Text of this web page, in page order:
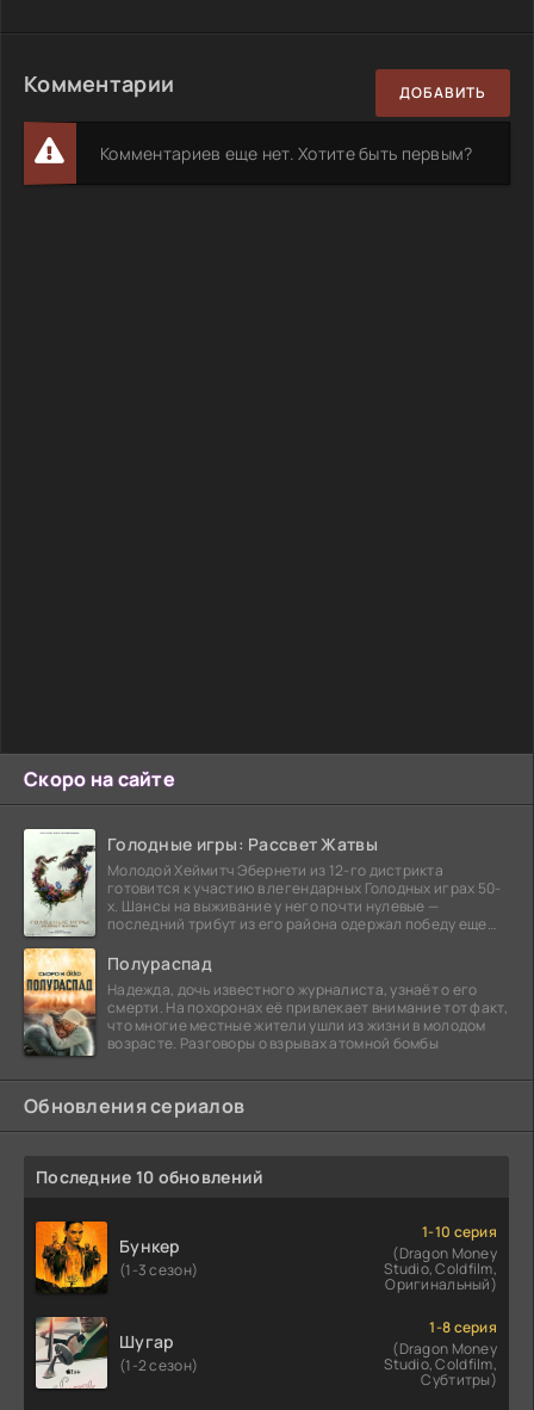
Скоро на сайте
Голодные игры: Рассвет Жатвы
Молодой Хеймитч Эбернети из 12-го дистрикта
готовится к участию в легендарных Голодных играх 50-
х. Шансы на выживание у него почти нулевые —
последний трибут из его района одержал победу еще
Полураспад
Надежда, дочь известного журналиста, узнаёт о его
смерти. На похоронах её привлекает внимание тот факт,
что многие местные жители ушли из жизни в молодом
возрасте. Разговоры о взрывах атомной бомбы
Обновления сериалов
Последние 10 обновлений
Бункер
(1-3 сезон)
1-10 серия
(Dragon Money
Studio, Coldfilm,
Оригинальный)
Шугар
(1-2 сезон)
1-8 серия
(Dragon Money
Studio, Coldfilm,
Субтитры)
Комментарии ДОБАВИТЬ
Комментариев еще нет. Хотите быть первым?